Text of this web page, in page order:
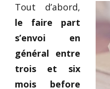
Tout d’abord,
le faire part
s’envoi en
général entre
trois et six
mois before